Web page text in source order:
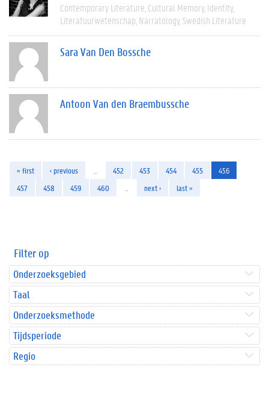
Contemporary Literature Cultural Memory Identity
Literatuurwetenschap Narratology Swedish Literature
Sara Van Den Bossche
Antoon Van den Braembussche
« first ‹ previous 452 453 454 455
456
457
458 459 460 next › last »
Filter op
Onderzoeksgebied
Taal
Onderzoeksmethode
Tijdsperiode
Regio